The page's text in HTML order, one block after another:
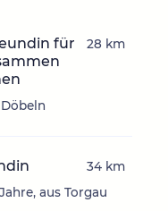
für
28 km
aus Torgau
34 km